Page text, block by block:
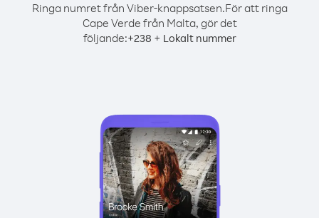
Ringa numret från Viber-knappsatsen.För att ringa
Cape Verde från Malta, gör det
följande:+238 + Lokalt nummer